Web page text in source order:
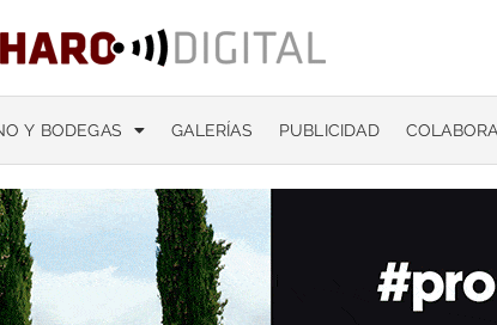
Y BODEGAS GALERÍAS PUBLICIDAD